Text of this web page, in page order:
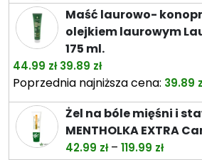
do
74.49
Maść laurowo-
olejkiem laurowym
175 ml.
44.99 zł Pierwotna
cena
wynosiła:
44.99 zł.
39.89 złAktualna
cena
wynosi:
39.89 zł.
Poprzednia najniższa cena: 39.89
Żel na bóle mięśni i
MENTHOLKA EXTRA
42.99 zł – 119.99 złZakres